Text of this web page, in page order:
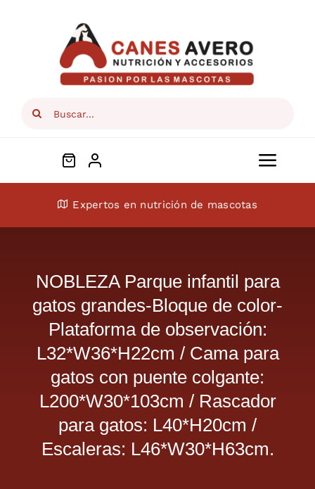
Search
Conócenos
Antiparasitarios
Expertos en nutrición de mascotas
NOBLEZA Parque infantil para
gatos grandes-Bloque de color-
Plataforma de observación:
L32*W36*H22cm / Cama para
gatos con puente colgante:
L200*W30*103cm / Rascador
para gatos: L40*H20cm /
Escaleras: L46*W30*H63cm.